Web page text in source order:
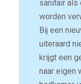
sanitair als
worden
Bij een
uiteraard
krijgt een
naar eigen